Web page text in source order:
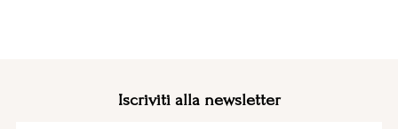
Iscriviti alla newsletter